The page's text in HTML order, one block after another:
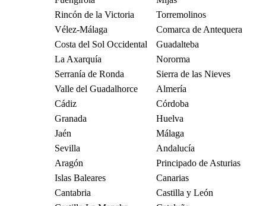
Rincón de la Victoria
Torremolinos
Vélez-Málaga
Comarca de Antequera
Costa del Sol Occidental
Guadalteba
La Axarquía
Nororma
Serranía de Ronda
Sierra de las Nieves
Valle del Guadalhorce
Almería
Cádiz
Córdoba
Granada
Huelva
Jaén
Málaga
Sevilla
Andalucía
Aragón
Principado de Asturias
Islas Baleares
Canarias
Cantabria
Castilla y León